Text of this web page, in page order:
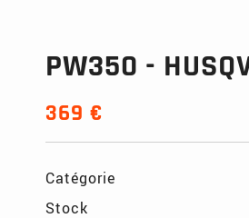
PW350 -
369 €
Catégorie
Stock